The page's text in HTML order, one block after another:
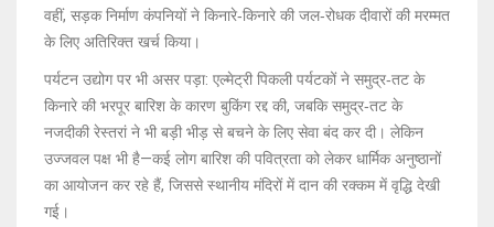
वहीं, सड़क निर्माण कंपनियों ने किनारे‑किनारे की जल‑रोधक दीवारों की मरम्मत
के लिए अतिरिक्त खर्च किया।
पर्यटन उद्योग पर भी असर पड़ा: एल्मेट्री पिकली पर्यटकों ने समुद्र‑तट के
किनारे की भरपूर बारिश के कारण बुकिंग रद्द की, जबकि समुद्र‑तट के
नजदीकी रेस्तरां ने भी बड़ी भीड़ से बचने के लिए सेवा बंद कर दी। लेकिन
उज्जवल पक्ष भी है—कई लोग बारिश की पवित्रता को लेकर धार्मिक अनुष्ठानों
का आयोजन कर रहे हैं, जिससे स्थानीय मंदिरों में दान की रक्कम में वृद्धि देखी
गई।